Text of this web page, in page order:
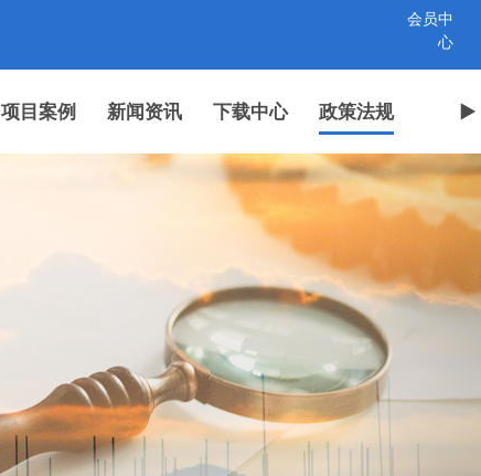
会员中
心
项目案例 新闻资讯 下载中心 政策法规 ►